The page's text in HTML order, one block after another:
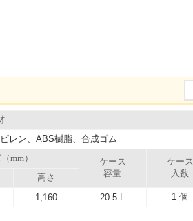
レン、ABS樹脂、合成ゴム
mm）
ケース
容量
ケース
入数
高さ
1,160 20.5 L 1 個